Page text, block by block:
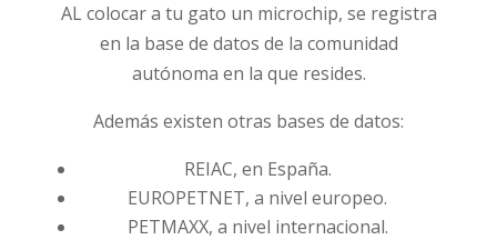
AL colocar a tu gato un microchip, se registra
en la base de datos de la comunidad
autónoma en la que resides.
Además existen otras bases de datos:
REIAC, en España.
EUROPETNET, a nivel europeo.
PETMAXX, a nivel internacional.